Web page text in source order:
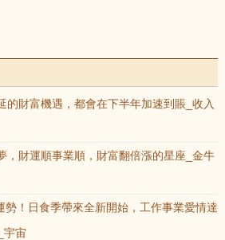
的財富機遇，都會在下半年加速到賬_收入
，財運順事業順，財富翻倍漲的星座_金牛
勢！日食季帶來全新開始，工作事業愛情達
宇宙